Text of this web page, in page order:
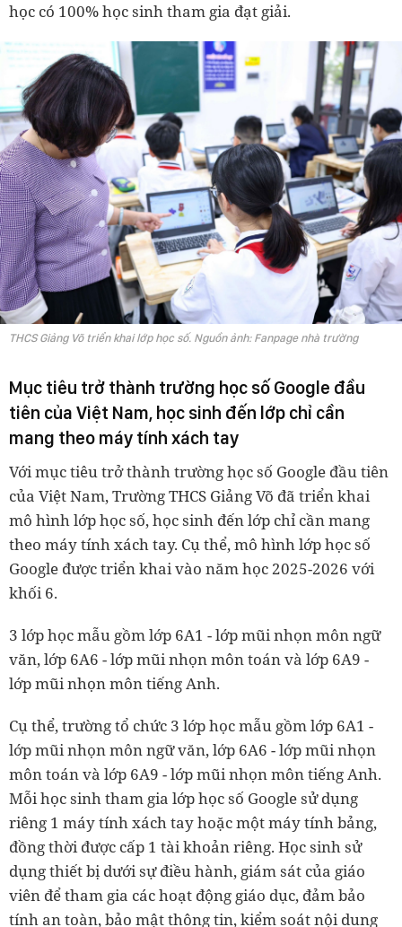
học có 100% học sinh tham gia đạt giải.
THCS Giảng Võ triển khai lớp học số. Nguồn ảnh: Fanpage nhà trường
Mục tiêu trở thành trường học số Google đầu
tiên của Việt Nam, học sinh đến lớp chỉ cần
mang theo máy tính xách tay
Với mục tiêu trở thành trường học số Google đầu tiên
của Việt Nam, Trường THCS Giảng Võ đã triển khai
mô hình lớp học số, học sinh đến lớp chỉ cần mang
theo máy tính xách tay. Cụ thể, mô hình lớp học số
Google được triển khai vào năm học 2025-2026 với
khối 6.
3 lớp học mẫu gồm lớp 6A1 - lớp mũi nhọn môn ngữ
văn, lớp 6A6 - lớp mũi nhọn môn toán và lớp 6A9 -
lớp mũi nhọn môn tiếng Anh.
Cụ thể, trường tổ chức 3 lớp học mẫu gồm lớp 6A1 -
lớp mũi nhọn môn ngữ văn, lớp 6A6 - lớp mũi nhọn
môn toán và lớp 6A9 - lớp mũi nhọn môn tiếng Anh.
Mỗi học sinh tham gia lớp học số Google sử dụng
riêng 1 máy tính xách tay hoặc một máy tính bảng,
đồng thời được cấp 1 tài khoản riêng. Học sinh sử
dụng thiết bị dưới sự điều hành, giám sát của giáo
viên để tham gia các hoạt động giáo dục, đảm bảo
tính an toàn, bảo mật thông tin, kiểm soát nội dung